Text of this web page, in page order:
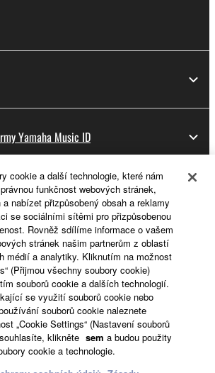
Yamaha Music ID
a Slovensko - Czech
cookie a další technologie, které nám
funkčnost webových stránek,
nabízet přizpůsobený obsah a reklamy
se sociálními sítěmi pro přizpůsobenou
Rovněž sdílíme informace o vašem
stránek našim partnerům z oblastí
médií a analytiky. Kliknutím na možnost
(Přijmou všechny soubory cookie)
souborů cookie a dalších technologií.
se využití souborů cookie nebo
souborů cookie naleznete
„Cookie Settings“ (Nastavení souborů
klikněte sem a budou použity
cookie a technologie.